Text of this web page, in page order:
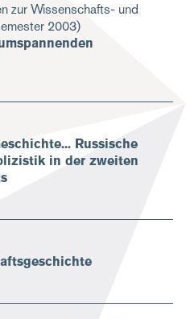
zur Wissenschafts- und
2003)
Russische
in der zweiten